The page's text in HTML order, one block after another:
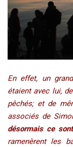
En effet, un
étaient avec lui,
pêchés; et de
associés de
désormais ce
ramenèrent les